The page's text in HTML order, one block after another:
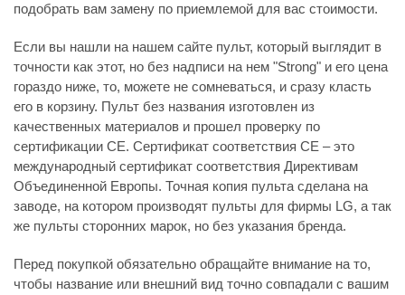
подобрать вам замену по приемлемой для вас стоимости.
Если вы нашли на нашем сайте пульт, который выглядит в
точности как этот, но без надписи на нем "Strong" и его цена
гораздо ниже, то, можете не сомневаться, и сразу класть
его в корзину. Пульт без названия изготовлен из
качественных материалов и прошел проверку по
сертификации CE. Сертификат соответствия СЕ – это
международный сертификат соответствия Директивам
Объединенной Европы. Точная копия пульта сделана на
заводе, на котором производят пульты для фирмы LG, а так
же пульты сторонних марок, но без указания бренда.
Перед покупкой обязательно обращайте внимание на то,
чтобы название или внешний вид точно совпадали с вашим